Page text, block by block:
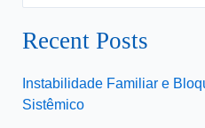
Recent Posts
Instabilidade Familiar e
Sistêmico